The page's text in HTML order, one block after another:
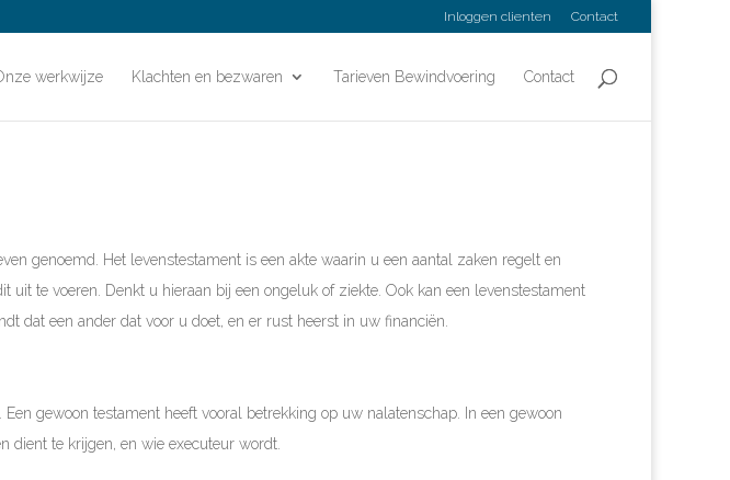
Inloggen clienten Contact
werkwijze Klachten en bezwaren Tarieven Bewindvoering Contact
genoemd. Het levenstestament is een akte waarin u een aantal zaken regelt en
te voeren. Denkt u hieraan bij een ongeluk of ziekte. Ook kan een levenstestament
dat een ander dat voor u doet, en er rust heerst in uw financiën.
gewoon testament heeft vooral betrekking op uw nalatenschap. In een gewoon
dient te krijgen, en wie executeur wordt.